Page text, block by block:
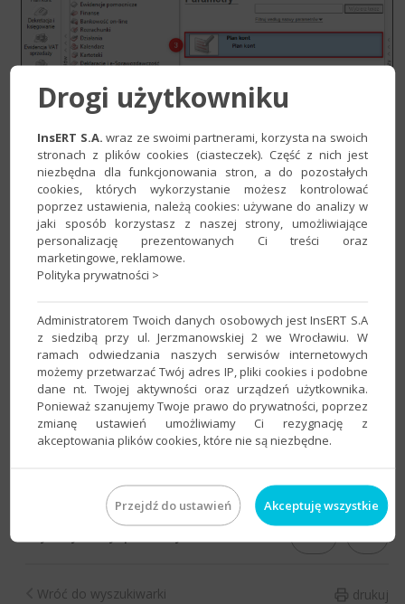
2. Przejść na zakładkęKonta kartotekowei w
poluPowiązane z kartotekąwybrać wartośćOdbiorcy , a w
poluNadawaj nazwy kont
drukuj
Wróć do wyszukiwarki
Drogi użytkowniku
InsERT S.A. wraz ze swoimi partnerami, korzysta na swoich
stronach z plików cookies (ciasteczek). Część z nich jest
niezbędna dla funkcjonowania stron, a do pozostałych
cookies, których wykorzystanie możesz kontrolować
poprzez ustawienia, należą cookies: używane do analizy w
jaki sposób korzystasz z naszej strony, umożliwiające
personalizację prezentowanych Ci treści oraz
marketingowe, reklamowe.
Polityka prywatności >
Administratorem Twoich danych osobowych jest InsERT S.A
z siedzibą przy ul. Jerzmanowskiej 2 we Wrocławiu. W
ramach odwiedzania naszych serwisów internetowych
możemy przetwarzać Twój adres IP, pliki cookies i podobne
dane nt. Twojej aktywności oraz urządzeń użytkownika.
Ponieważ szanujemy Twoje prawo do prywatności, poprzez
zmianę ustawień umożliwiamy Ci rezygnację z
akceptowania plików cookies, które nie są niezbędne.
Przejdź do ustawień Akceptuję wszystkie